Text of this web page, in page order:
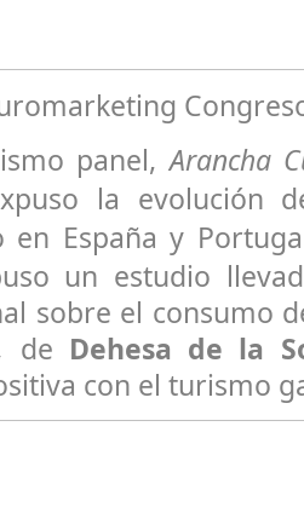
panel,Arancha
la evolución
en España y
un estudio
sobre el consumo
de Dehesa de la
con el turismo